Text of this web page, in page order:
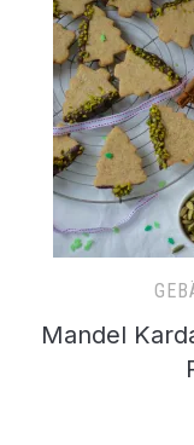
Mandel